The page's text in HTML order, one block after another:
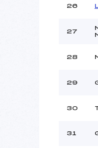
26
27
28
29
30
31